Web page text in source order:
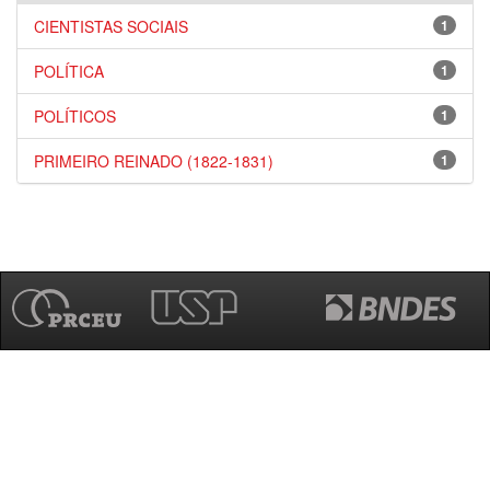
1
CIENTISTAS SOCIAIS
1
POLÍTICA
1
POLÍTICOS
1
PRIMEIRO REINADO (1822-1831)